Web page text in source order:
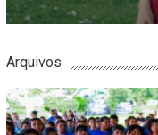
Arquivos